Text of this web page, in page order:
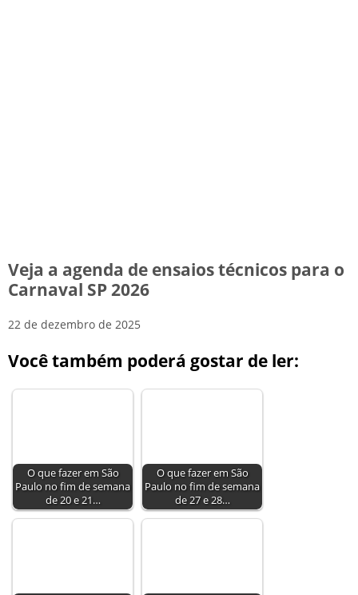
Veja a agenda de ensaios técnicos para o
Carnaval SP 2026
22 de dezembro de 2025
Você também poderá gostar de ler:
O que fazer em São
Paulo no fim de semana
de 20 e 21…
O que fazer em São
Paulo no fim de semana
de 27 e 28…